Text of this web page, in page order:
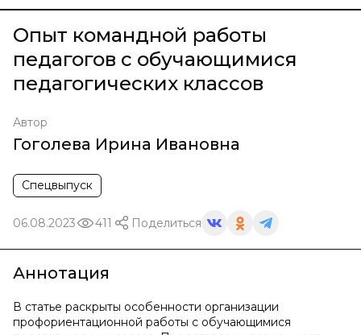
Опыт командной работы
педагогов с обучающимися
педагогических классов
Автор
Гоголева Ирина Ивановна
Спецвыпуск
06.08.2023 411 Поделиться
Аннотация
В статье раскрыты особенности организации
профориентационной работы с обучающимися